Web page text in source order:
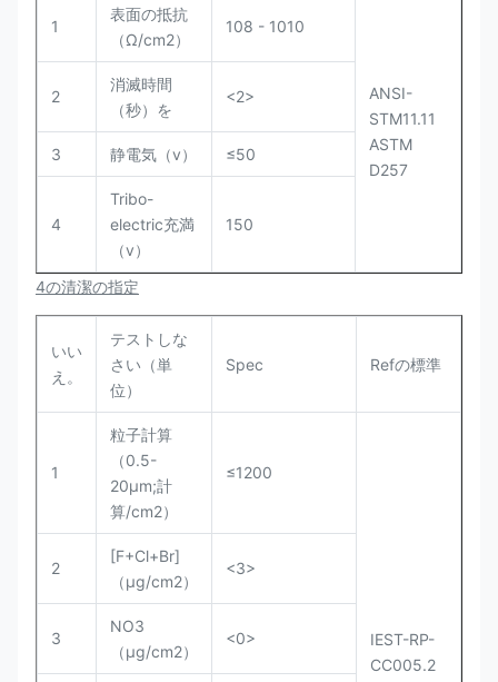
1
表面の抵抗
（Ω/cm2）
108 - 1010
ANSI-
STM11.11
ASTM
D257
2
消滅時間
（秒）を
<2>
3 静電気（v） ≤50
4
Tribo-
electric充満
（v）
150
4の清潔の指定
いい
え。
テストしな
さい（単
位）
Spec Refの標準
1
粒子計算
（0.5-
20µm;計
算/cm2）
≤1200
IEST-RP-
CC005.2
2
[F+Cl+Br]
（µg/cm2）
<3>
3
NO3
（µg/cm2）
<0>